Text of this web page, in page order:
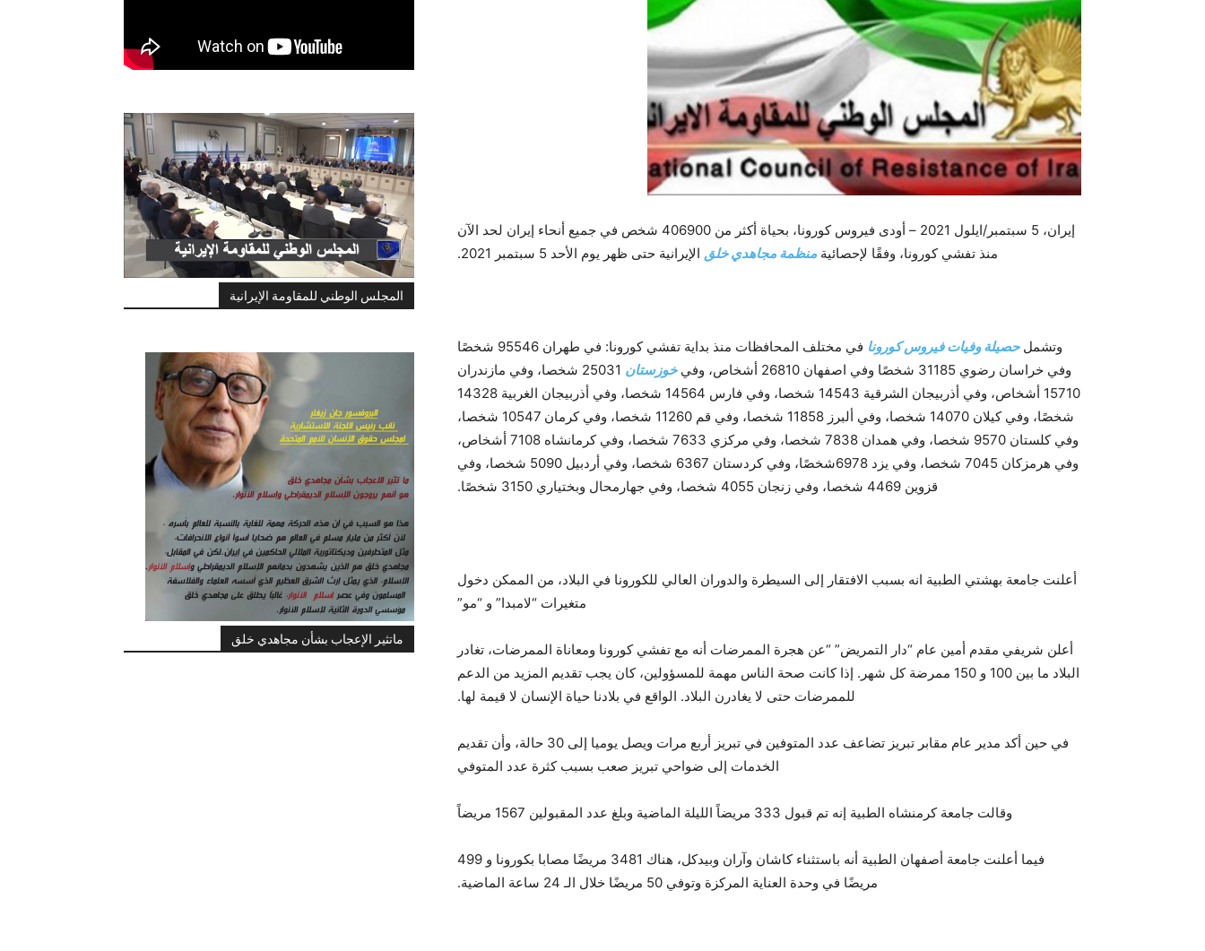
المجلس الوطني للمقاومة الإيرانية
ماتثير الإعجاب بشأن مجاهدي خلق
إيران، 5 سبتمبر/ايلول 2021 – أودى فيروس كورونا، بحياة أكثر من 406900 شخص في جميع أنحاء إيران لحد الآن
منذ تفشي كورونا، وفقًا لإحصائية منظمة مجاهدي خلق الإيرانية حتى ظهر يوم الأحد 5 سبتمبر 2021.
وتشملحصيلة وفيات فيروس كورونا
في مختلف المحافظات منذ بداية تفشي كورونا: في طهران 95546 شخصًا
وفي خراسان رضوي 31185 شخصًا وفي اصفهان 26810 أشخاص، وفي
خوزستان
25031 شخصا، وفي مازندران
15710 أشخاص، وفي أذربيجان الشرقية 14543 شخصا، وفي فارس 14564 شخصا، وفي أذربيجان الغربية 14328
شخصًا، وفي كيلان 14070 شخصا، وفي ألبرز 11858 شخصا، وفي قم 11260 شخصا، وفي كرمان 10547 شخصا،
وفي كلستان 9570 شخصا، وفي همدان 7838 شخصا، وفي مركزي 7633 شخصا، وفي كرمانشاه 7108 أشخاص،
وفي هرمزكان 7045 شخصا، وفي يزد 6978شخصًا، وفي كردستان 6367 شخصا، وفي أردبيل 5090 شخصا، وفي
قزوين 4469 شخصا، وفي زنجان 4055 شخصا، وفي جهارمحال وبختياري 3150 شخصًا.
أعلنت جامعة بهشتي الطبية انه بسبب الافتقار إلى السيطرة والدوران العالي للكورونا في البلاد، من الممكن دخول
متغيرات “لامبدا” و “مو”
أعلن شريفي مقدم أمين عام “دار التمريض” “عن هجرة الممرضات أنه مع تفشي كورونا ومعاناة الممرضات، تغادر
البلاد ما بين 100 و 150 ممرضة كل شهر. إذا كانت صحة الناس مهمة للمسؤولين، كان يجب تقديم المزيد من الدعم
للممرضات حتى لا يغادرن البلاد. الواقع في بلادنا حياة الإنسان لا قيمة لها.
في حين أكد مدير عام مقابر تبريز تضاعف عدد المتوفين في تبريز أربع مرات ويصل يوميا إلى 30 حالة، وأن تقديم
الخدمات إلى ضواحي تبريز صعب بسبب كثرة عدد المتوفي
وقالت جامعة كرمنشاه الطبية إنه تم قبول 333 مريضاً الليلة الماضية وبلغ عدد المقبولين 1567 مريضاً
فيما أعلنت جامعة أصفهان الطبية أنه باستثناء كاشان وآران وبيدكل، هناك 3481 مريضًا مصابا بكورونا و 499
مريضًا في وحدة العناية المركزة وتوفي 50 مريضًا خلال الـ 24 ساعة الماضية.